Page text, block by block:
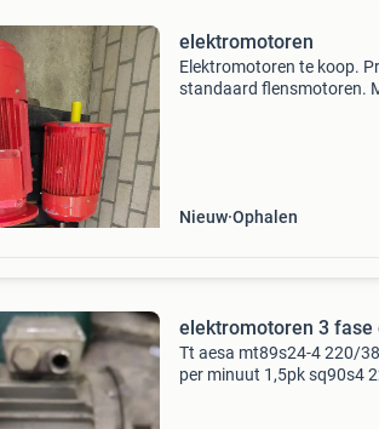
elektromotoren
Elektromotoren te koop.
standaard flensmotoren.
Nieuw Ophalen
elektromotoren 3 fase
Tt aesa mt89s24-4 220/
per minuut 1,5pk sq90s4